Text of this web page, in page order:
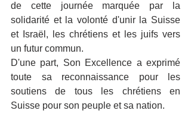
de cette journée marquée par la
solidarité et la volonté d'unir la Suisse
et Israël, les chrétiens et les juifs vers
un futur commun.
D'une part, Son Excellence a exprimé
toute sa reconnaissance pour les
soutiens de tous les chrétiens en
Suisse pour son peuple et sa nation.